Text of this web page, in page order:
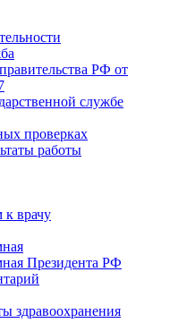
РФ от
службе
проверках
работы
к врачу
Президента РФ
здравоохранения